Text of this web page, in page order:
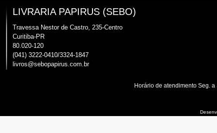
LIVRARIA PAPIRUS (SEBO)
Travessa Nestor de Castro, 235-Centro
Curitiba-PR
80.020-120
(041) 3222-0410/3324-1847
livros@sebopapirus.com.br
Horário de atendimento Seg.